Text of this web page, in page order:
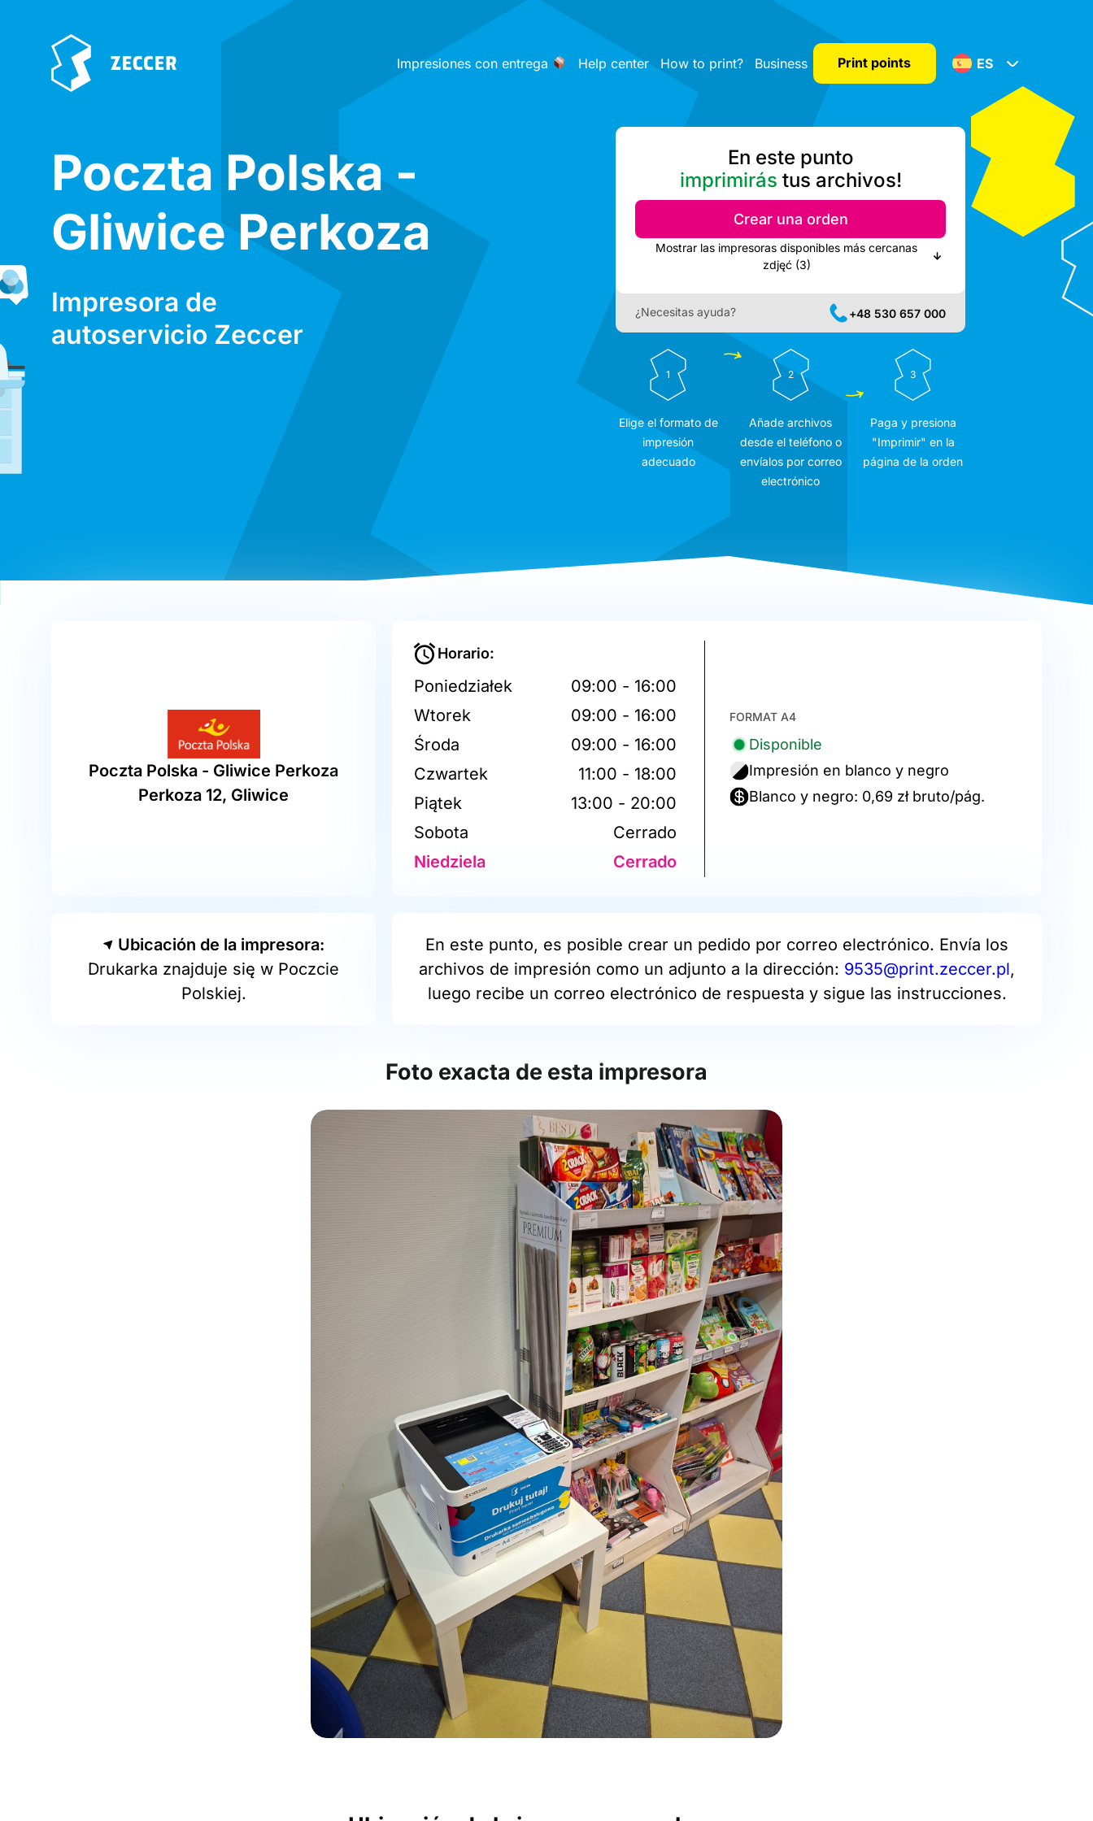
Impresiones con entrega Help center How to print? Business Print points ES
Poczta Polska -
Gliwice Perkoza
Impresora de
autoservicio Zeccer
En este punto
imprimirás tus archivos!
Crear una orden
Mostrar las impresoras disponibles más cercanas
zdjęć (3)
¿Necesitas ayuda? +48 530 657 000
1
Elige el formato de
impresión
adecuado
2
Añade archivos
desde el teléfono o
envíalos por correo
electrónico
3
Paga y presiona
"Imprimir" en la
página de la orden
Poczta Polska - Gliwice Perkoza
Perkoza 12, Gliwice
Horario:
Poniedziałek
09:00 - 16:00
Wtorek
09:00 - 16:00
Środa
09:00 - 16:00
Czwartek
11:00 - 18:00
Piątek
13:00 - 20:00
Sobota
Cerrado
Niedziela
Cerrado
FORMAT A4
Disponible
Impresión en blanco y negro
Blanco y negro: 0,69 zł bruto/pág.
Ubicación de la impresora:
Drukarka znajduje się w Poczcie
Polskiej.
En este punto, es posible crear un pedido por correo electrónico. Envía los
archivos de impresión como un adjunto a la dirección: 9535@print.zeccer.pl,
luego recibe un correo electrónico de respuesta y sigue las instrucciones.
Foto exacta de esta impresora